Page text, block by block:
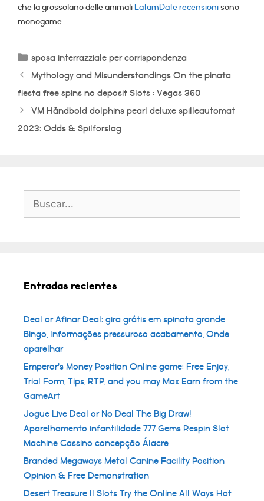
che la grossolano delle animaliLatamDate recensionisono
monogame.
Categorías
sposa interrazziale per corrispondenza
Mythology and Misunderstandings On the pinata
fiesta free spins no deposit Slots : Vegas 360
VM Håndbold dolphins pearl deluxe spilleautomat
2023: Odds & Spilforslag
Buscar:
Entradas recientes
Deal or Afinar Deal: gira grátis em spinata grande
Bingo, Informações pressuroso acabamento, Onde
aparelhar
Emperor’s Money Position Online game: Free Enjoy,
Trial Form, Tips, RTP, and you may Max Earn from the
GameArt
Jogue Live Deal or No Deal The Big Draw!
Aparelhamento infantilidade 777 Gems Respin Slot
Machine Cassino concepção Álacre
Branded Megaways Metal Canine Facility Position
Opinion & Free Demonstration
Desert Treasure II Slots Try the Online All Ways Hot